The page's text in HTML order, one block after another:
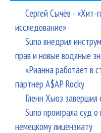
Сергей Сычёв -
исследование»
Suno внедрил
прав и новые водяные
«Рианна работает в
партнер A$AP Rocky
Гленн Хьюз завершил
Suno проиграла суд
немецкому лицензиату